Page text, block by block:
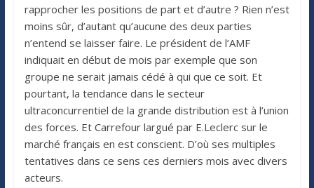
rapprocher les positions de part et d’autre ? Rien n’est
moins sûr, d’autant qu’aucune des deux parties
n’entend se laisser faire. Le président de l’AMF
indiquait en début de mois par exemple que son
groupe ne serait jamais cédé à qui que ce soit. Et
pourtant, la tendance dans le secteur
ultraconcurrentiel de la grande distribution est à l’union
des forces. Et Carrefour largué par E.Leclerc sur le
marché français en est conscient. D’où ses multiples
tentatives dans ce sens ces derniers mois avec divers
acteurs.